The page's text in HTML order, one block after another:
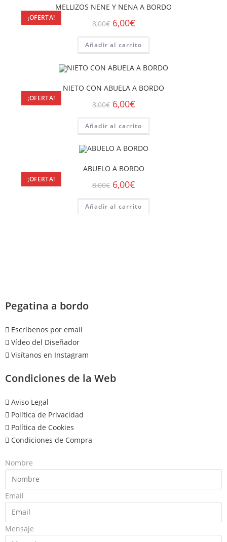
¡OFERTA!
MELLIZOS NENE Y NENA A BORDO
8,00€ 6,00€
Añadir al carrito
¡OFERTA!
NIETO CON ABUELA A BORDO
8,00€ 6,00€
Añadir al carrito
¡OFERTA!
ABUELO A BORDO
8,00€ 6,00€
Añadir al carrito
Pegatina a bordo
Escríbenos por email
Vídeo del Diseñador
Visítanos en Instagram
Condiciones de la Web
Aviso Legal
Política de Privacidad
Política de Cookies
Condiciones de Compra
Nombre
Email
Mensaje